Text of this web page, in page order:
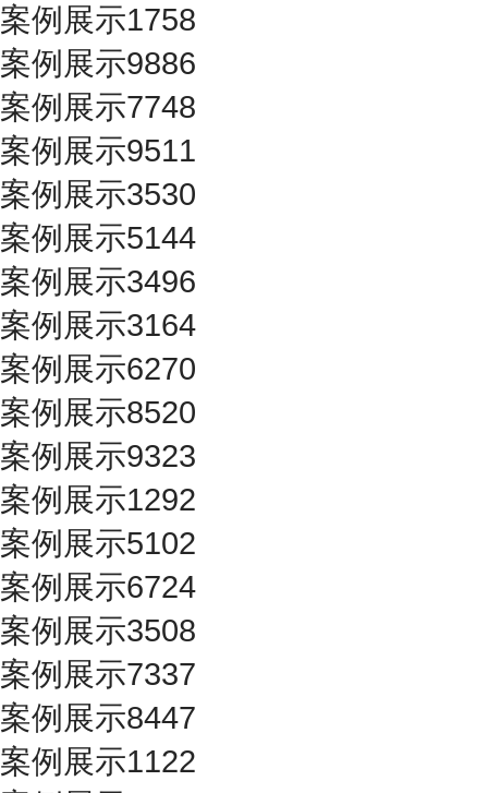
案例展示1758
案例展示9886
案例展示7748
案例展示9511
案例展示3530
案例展示5144
案例展示3496
案例展示3164
案例展示6270
案例展示8520
案例展示9323
案例展示1292
案例展示5102
案例展示6724
案例展示3508
案例展示7337
案例展示8447
案例展示1122